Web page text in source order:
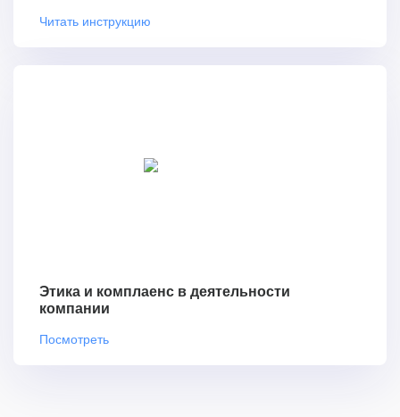
Читать инструкцию
Этика и комплаенс в деятельности
компании
Посмотреть